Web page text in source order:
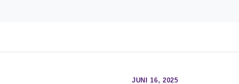
JUNI 16, 2025